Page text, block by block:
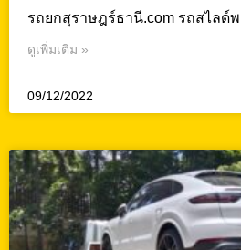
รถยกสุราษฎร์ธานี.com รถสไลด์
ดูเพิ่มเติม »
09/12/2022